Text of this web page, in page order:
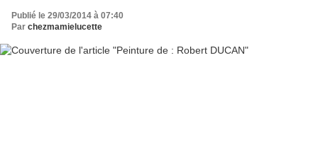
Publié le 29/03/2014 à 07:40
Par chezmamielucette